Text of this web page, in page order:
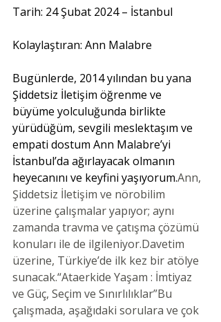
Tarih: 24 Şubat 2024 – İstanbul
Kolaylaştıran: Ann Malabre
Bugünlerde, 2014 yılından bu yana
Şiddetsiz İletişim öğrenme ve
büyüme yolculuğunda birlikte
yürüdüğüm, sevgili meslektaşım ve
empati dostum Ann Malabre’yi
İstanbul’da ağırlayacak olmanın
heyecanını ve keyfini yaşıyorum.Ann,
Şiddetsiz İletişim ve nörobilim
üzerine çalışmalar yapıyor; aynı
zamanda travma ve çatışma çözümü
konuları ile de ilgileniyor.Davetim
üzerine, Türkiye’de ilk kez bir atölye
sunacak.“Ataerkide Yaşam : İmtiyaz
ve Güç, Seçim ve Sınırlılıklar”Bu
çalışmada, aşağıdaki sorulara ve çok